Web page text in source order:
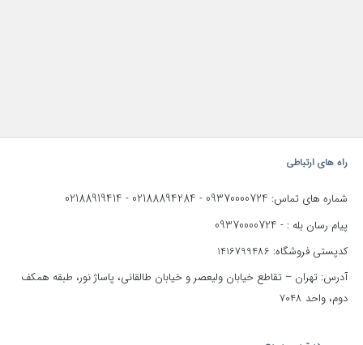
راه های ارتباطی
شماره های تماس: 09370000724
-
02188894284
-
02188919414
پیام رسان بله : - 09370000724
کدپستی فروشگاه: 1416799486
آدرس: تهران – تقاطع خیابان ولیعصر و خیابان طالقانی، پاساژ نور، طبقه همکف
دوم، واحد 7048